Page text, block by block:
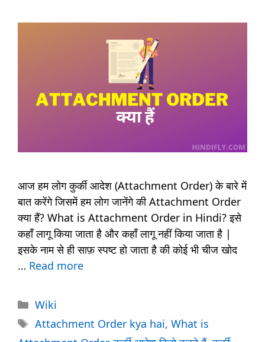
आज हम लोग कुर्की आदेश (Attachment Order) के बारे में
बात करेंगे जिसमें हम लोग जानेंगे की Attachment Order
क्या हैं? What is Attachment Order in Hindi? इसे
कहाँ लागू किया जाता है और कहाँ लागू नहीं किया जाता है |
इसके नाम से ही साफ़ स्पष्ट हो जाता है की कोई भी चीज खोद
… Read more
Categories
Wiki
Tags
Attachment Order kya hai, What is